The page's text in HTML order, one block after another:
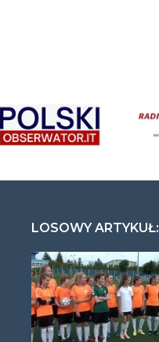
LOSOWY ARTYKUŁ: